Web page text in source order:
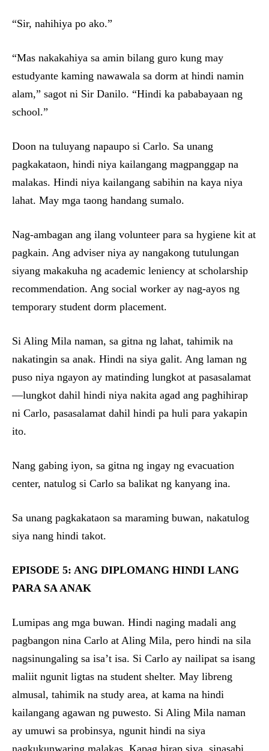
“Sir, nahihiya po ako.”
“Mas nakakahiya sa amin bilang guro kung may
estudyante kaming nawawala sa dorm at hindi namin
alam,” sagot ni Sir Danilo. “Hindi ka pababayaan ng
school.”
Doon na tuluyang napaupo si Carlo. Sa unang
pagkakataon, hindi niya kailangang magpanggap na
malakas. Hindi niya kailangang sabihin na kaya niya
lahat. May mga taong handang sumalo.
Nag-ambagan ang ilang volunteer para sa hygiene kit at
pagkain. Ang adviser niya ay nangakong tutulungan
siyang makakuha ng academic leniency at scholarship
recommendation. Ang social worker ay nag-ayos ng
temporary student dorm placement.
Si Aling Mila naman, sa gitna ng lahat, tahimik na
nakatingin sa anak. Hindi na siya galit. Ang laman ng
puso niya ngayon ay matinding lungkot at pasasalamat
—lungkot dahil hindi niya nakita agad ang paghihirap
ni Carlo, pasasalamat dahil hindi pa huli para yakapin
ito.
Nang gabing iyon, sa gitna ng ingay ng evacuation
center, natulog si Carlo sa balikat ng kanyang ina.
Sa unang pagkakataon sa maraming buwan, nakatulog
siya nang hindi takot.
EPISODE 5: ANG DIPLOMANG HINDI LANG
PARA SA ANAK
Lumipas ang mga buwan. Hindi naging madali ang
pagbangon nina Carlo at Aling Mila, pero hindi na sila
nagsinungaling sa isa’t isa. Si Carlo ay nailipat sa isang
maliit ngunit ligtas na student shelter. May libreng
almusal, tahimik na study area, at kama na hindi
kailangang agawan ng puwesto. Si Aling Mila naman
ay umuwi sa probinsya, ngunit hindi na siya